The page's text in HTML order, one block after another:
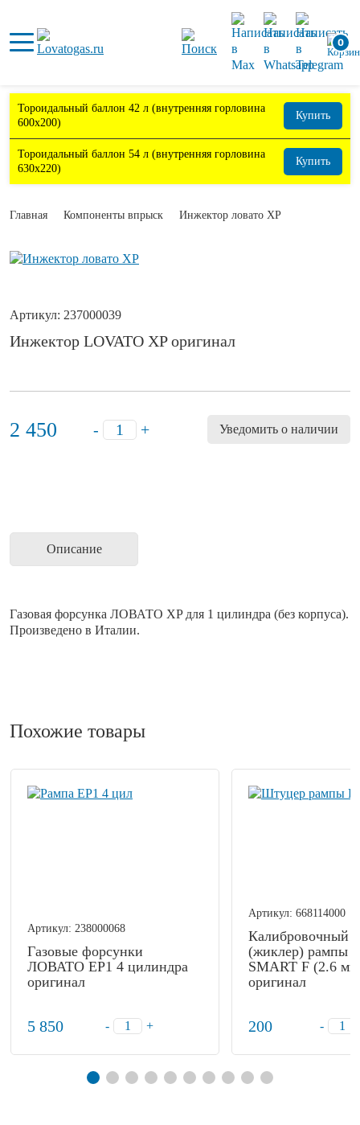
0
Тороидальный баллон 42 л (внутренняя горловина
600х200)
Купить
Тороидальный баллон 54 л (внутренняя горловина
630х220)
Купить
Главная Компоненты впрыск Инжектор ловато XP
Артикул: 237000039
Инжектор LOVATO XP оригинал
2 450 - + Уведомить о наличии
Описание
Газовая форсунка ЛОВАТО XP для 1 цилиндра (без корпуса).
Произведено в Италии.
Похожие товары
Артикул: 238000068
Газовые форсунки
ЛОВАТО EP1 4 цилиндра
оригинал
5 850 - +
Артикул: 668114000
Калибровочный
(жиклер) рампы
SMART F (2.6
оригинал
200 -